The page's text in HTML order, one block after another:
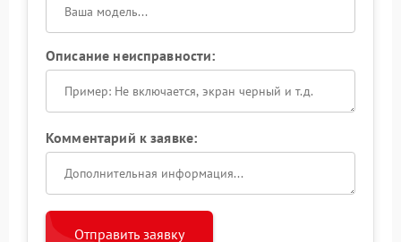
Описание неисправности:
Комментарий к заявке:
Отправить заявку